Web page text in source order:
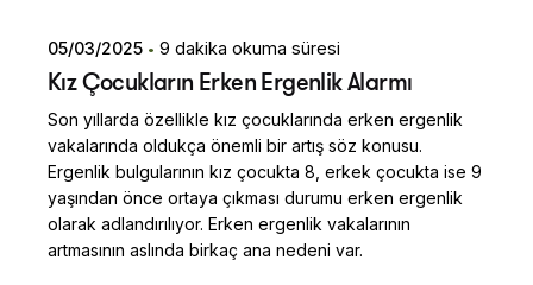
05/03/2025 9 dakika okuma süresi
Kız Çocukların Erken Ergenlik Alarmı
Son yıllarda özellikle kız çocuklarında erken ergenlik
vakalarında oldukça önemli bir artış söz konusu.
Ergenlik bulgularının kız çocukta 8, erkek çocukta ise 9
yaşından önce ortaya çıkması durumu erken ergenlik
olarak adlandırılıyor. Erken ergenlik vakalarının
artmasının aslında birkaç ana nedeni var.